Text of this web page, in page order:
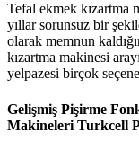
Tefal ekmek kızartma
yıllar sorunsuz bir
olarak memnun
kızartma makinesi
yelpazesi birçok
Gelişmiş Pişirme
Makineleri Turkcell